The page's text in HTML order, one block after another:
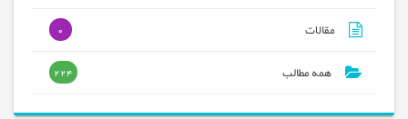
مقالات 0
همه مطالب 224